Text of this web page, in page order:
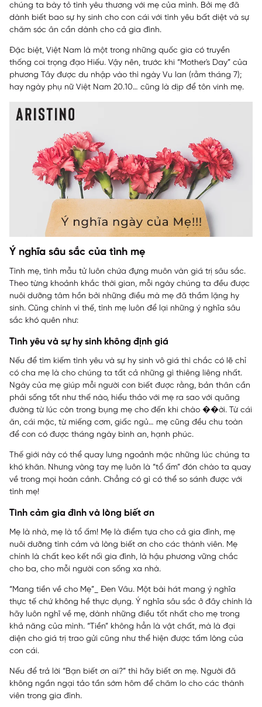
chúng ta bày tỏ tình yêu thương với mẹ của mình. Bởi mẹ đã
dành biết bao sự hy sinh cho con cái với tình yêu bất diệt và sự
chăm sóc ân cần dành cho cả gia đình.
Đặc biệt, Việt Nam là một trong những quốc gia có truyền
thống coi trọng đạo Hiếu. Vậy nên, trước khi “Mother's Day” của
phương Tây được du nhập vào thì ngày Vu lan (rằm tháng 7);
hay ngày phụ nữ Việt Nam 20.10… cũng là dịp để tôn vinh mẹ.
Ý nghĩa sâu sắc của tình mẹ
Tình mẹ, tình mẫu tử luôn chứa đựng muôn vàn giá trị sâu sắc.
Theo từng khoảnh khắc thời gian, mỗi ngày chúng ta đều được
nuôi dưỡng tâm hồn bởi những điều mà mẹ đã thầm lặng hy
sinh. Cũng chính vì thế, tình mẹ luôn để lại những ý nghĩa sâu
sắc khó quên như:
Tình yêu và sự hy sinh không định giá
Nếu để tìm kiếm tình yêu và sự hy sinh vô giá thì chắc có lẽ chỉ
có cha mẹ là cho chúng ta tất cả những gì thiêng liêng nhất.
Ngày của mẹ giúp mỗi người con biết được rằng, bản thân cần
phải sống tốt như thế nào, hiểu thảo với mẹ ra sao với quãng
đường từ lúc còn trong bụng mẹ cho đến khi chào ��ời. Từ cái
ăn, cái mặc, từ miếng cơm, giấc ngủ… mẹ cũng đều chu toàn
để con có được tháng ngày bình an, hạnh phúc.
Thế giới này có thể quay lưng ngoảnh mặc những lúc chúng ta
khó khăn. Nhưng vòng tay mẹ luôn là “tổ ấm” đón chào ta quay
về trong mọi hoàn cảnh. Chẳng có gì có thể so sánh được với
tình mẹ!
Tình cảm gia đình và lòng biết ơn
Mẹ là nhà, mẹ là tổ ấm! Mẹ là điểm tựa cho cả gia đình, mẹ
nuôi dưỡng tình cảm và lòng biết ơn cho các thành viên. Mẹ
chính là chất keo kết nối gia đình, là hậu phương vững chắc
cho ba, cho mỗi người con sống xa nhà.
“Mang tiền về cho Mẹ”_ Đen Vâu. Một bài hát mang ý nghĩa
thực tế chứ không hề thực dụng. Ý nghĩa sâu sắc ở đây chính là
hãy luôn nghĩ về mẹ, dành những điều tốt nhất cho mẹ trong
khả năng của mình. “Tiền” không hẳn là vật chất, mà là đại
diện cho giá trị trao gửi cũng như thể hiện được tấm lòng của
con cái.
Nếu để trả lời “Bạn biết ơn ai?” thì hãy biết ơn mẹ. Người đã
không ngần ngại tảo tần sớm hôm để chăm lo cho các thành
viên trong gia đình.